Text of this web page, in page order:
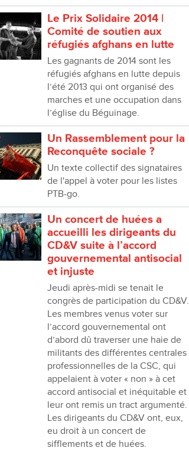
Le Prix Solidaire 2014 |
Comité de soutien aux
réfugiés afghans en lutte
Les gagnants de 2014 sont les
réfugiés afghans en lutte depuis
l’été 2013 qui ont organisé des
marches et une occupation dans
l’église du Béguinage.
Un Rassemblement pour la
Reconquête sociale ?
Un texte collectif des signataires
de l'appel à voter pour les listes
PTB-go.
Un concert de huées a
accueilli les dirigeants du
CD&V suite à l’accord
gouvernemental antisocial
et injuste
Jeudi après-midi se tenait le
congrès de participation du CD&V.
Les membres venus voter sur
l’accord gouvernemental ont
d’abord dû traverser une haie de
militants des différentes centrales
professionnelles de la CSC, qui
appelaient à voter « non » à cet
accord antisocial et inéquitable et
leur ont remis un tract argumenté.
Les dirigeants du CD&V ont, eux,
eu droit à un concert de
sifflements et de huées.